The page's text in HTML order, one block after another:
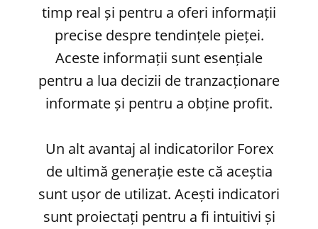
timp real și pentru a oferi informații
precise despre tendințele pieței.
Aceste informații sunt esențiale
pentru a lua decizii de tranzacționare
informate și pentru a obține profit.
Un alt avantaj al indicatorilor Forex
de ultimă generație este că aceștia
sunt ușor de utilizat. Acești indicatori
sunt proiectați pentru a fi intuitivi și